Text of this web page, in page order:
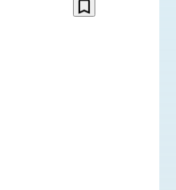
bookmark_border